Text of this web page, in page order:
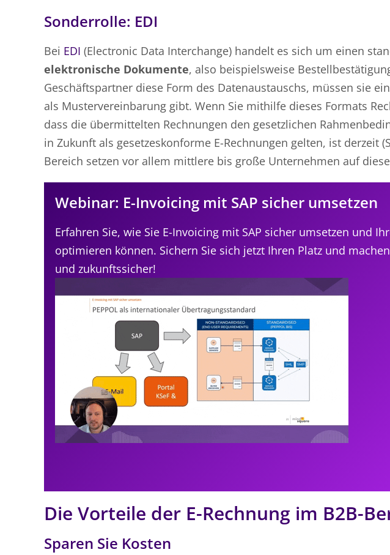
Sonderrolle: EDI
Bei EDI (Electronic Data Interchange) handelt es sich um einen
elektronische Dokumente, also beispielsweise
Geschäftspartner diese Form des Datenaustauschs, müssen sie
als Mustervereinbarung gibt. Wenn Sie mithilfe dieses Formats
dass die übermittelten Rechnungen den gesetzlichen
in Zukunft als gesetzeskonforme E-Rechnungen gelten, ist derzeit
Bereich setzen vor allem mittlere bis große Unternehmen auf
Webinar: E-Invoicing mit SAP sicher umsetzen
Erfahren Sie, wie Sie E-Invoicing mit SAP sicher umsetzen und
optimieren können. Sichern Sie sich jetzt Ihren Platz und
und zukunftssicher!
Die Vorteile der E-Rechnung im B2B-
Sparen Sie Kosten